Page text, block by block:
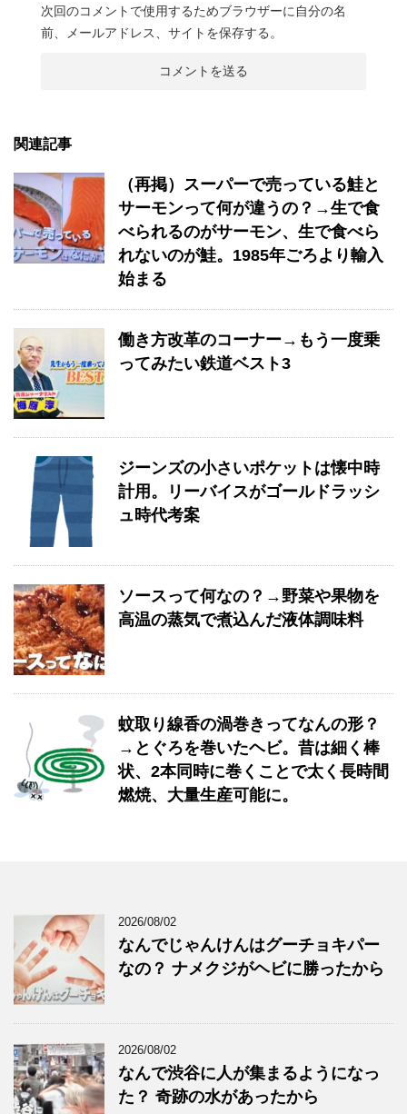
次回のコメントで使用するためブラウザーに自分の名
前、メールアドレス、サイトを保存する。
関連記事
（再掲）スーパーで売っている鮭と
サーモンって何が違うの？→生で食
べられるのがサーモン、生で食べら
れないのが鮭。1985年ごろより輸入
始まる
働き方改革のコーナー→もう一度乗
ってみたい鉄道ベスト3
ジーンズの小さいポケットは懐中時
計用。リーバイスがゴールドラッシ
ュ時代考案
ソースって何なの？→野菜や果物を
高温の蒸気で煮込んだ液体調味料
蚊取り線香の渦巻きってなんの形？
→とぐろを巻いたヘビ。昔は細く棒
状、2本同時に巻くことで太く長時間
燃焼、大量生産可能に。
2026/08/02
なんでじゃんけんはグーチョキパー
なの？ ナメクジがヘビに勝ったから
2026/08/02
なんで渋谷に人が集まるようになっ
た？ 奇跡の水があったから